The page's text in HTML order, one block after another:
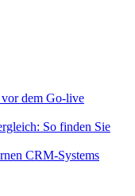
dem Go-live
So finden Sie
CRM-Systems